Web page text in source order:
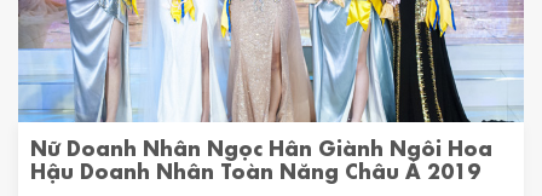
Nữ Doanh Nhân Ngọc Hân Giành Ngôi Hoa
Hậu Doanh Nhân Toàn Năng Châu Á 2019